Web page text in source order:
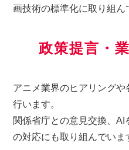
画技術の標準化に取り組ん
政策提言・
アニメ業界のヒアリング
行います。
関係省庁との意見交換、
の対応にも取り組んでいま